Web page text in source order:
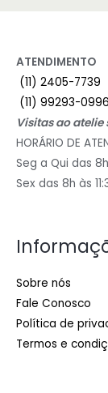
ATENDIMENTO
(11) 2405-7739
(11) 99293-0996
Visitas ao
HORÁRIO DE
Seg a Qui das
Sex das 8h às
Sobre nós
Fale Conosco
Política de
Termos e